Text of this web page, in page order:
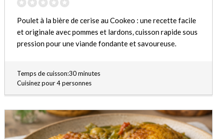
Poulet à la bière de cerise au Cookeo : une recette facile
et originale avec pommes et lardons, cuisson rapide sous
pression pour une viande fondante et savoureuse.
Temps de cuisson:30 minutes
Cuisinez pour 4 personnes